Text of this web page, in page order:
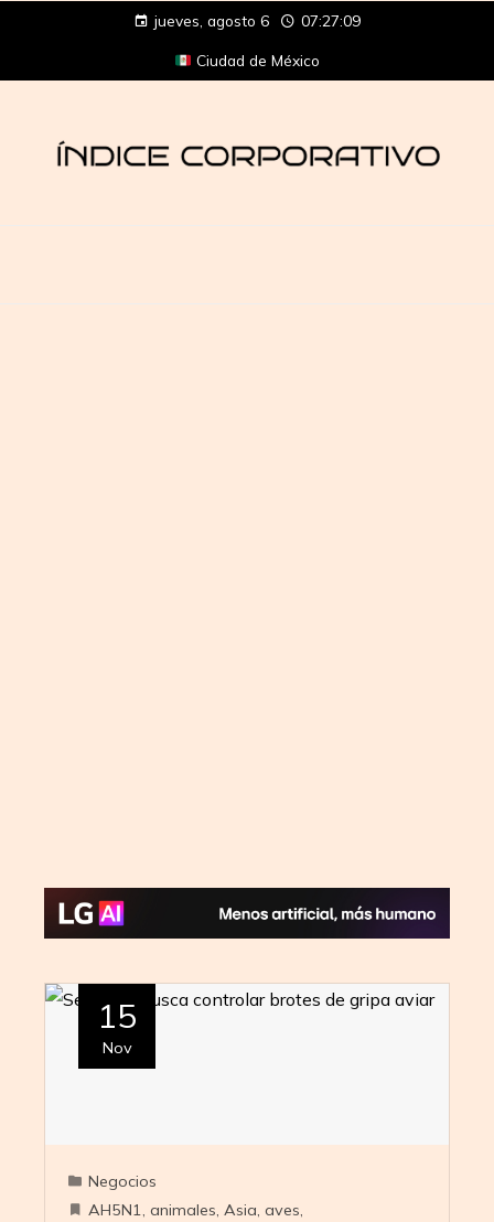
jueves, agosto 6 07:27:09
Ciudad de México
15
Nov
Negocios
AH5N1, animales, Asia, aves,